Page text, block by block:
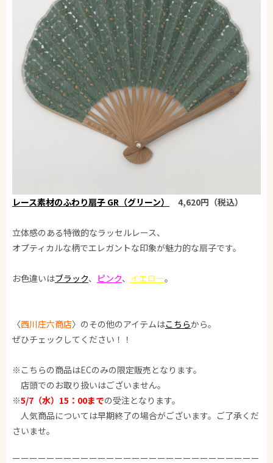
レース素材のふわり扇子 GR（グリーン） 4,620円（税込）
立体感のある特徴的なラッセルレース、
オプティカルな柄でエレガントな印象が魅力的な扇子です。
お色違いはブラック、 ピンク、 イエロー。
〈西川庄六商店〉のその他のアイテムはこちらから。
ぜひチェックしてください！！
※こちらの商品はECのみの限定販売となります。
店頭でのお取り扱いはございません。
※5/7（水）15：00までの受注となります。
人気商品については早期終了の場合がございます。ご了承くだ
さいませ。
ーーーーーーーーーーーーーーーーーーーーーーーーーーーーー